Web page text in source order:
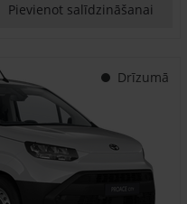
Pievienot salīdzināšanai
Drīzumā